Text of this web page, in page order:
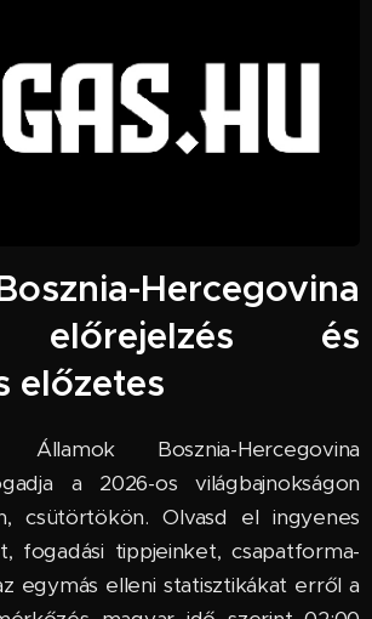
Hercegovina
előrejelzés és
előzetes
Bosznia-Hercegovina
a 2026-os világbajnokságon
csütörtökön. Olvasd el ingyenes
fogadási tippjeinket, csapatforma-
egymás elleni statisztikákat erről a